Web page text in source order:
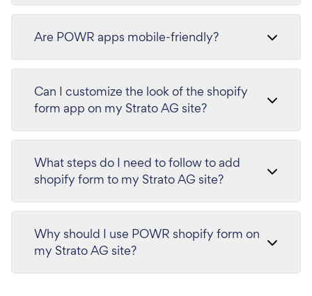
Are POWR apps mobile-friendly?
Can I customize the look of the shopify
form app on my Strato AG site?
What steps do I need to follow to add
shopify form to my Strato AG site?
Why should I use POWR shopify form on
my Strato AG site?